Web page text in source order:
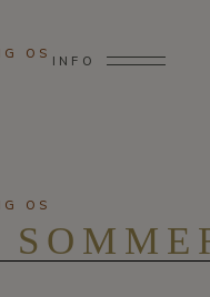
OS
INFO
OS